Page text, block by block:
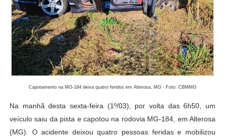
Capotamento na MG-184 deixa quatro feridos em Alterosa, MG - Foto: CBMMG
Na manhã desta sexta-feira (1º/03), por volta das 6h50, um
veículo saiu da pista e capotou na rodovia MG-184, em Alterosa
(MG). O acidente deixou quatro pessoas feridas e mobilizou